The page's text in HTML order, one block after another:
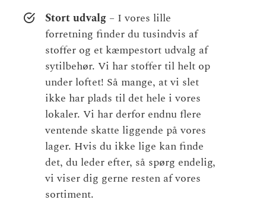
Stort udvalg – I vores lille
forretning finder du tusindvis af
stoffer og et kæmpestort udvalg af
sytilbehør. Vi har stoffer til helt op
under loftet! Så mange, at vi slet
ikke har plads til det hele i vores
lokaler. Vi har derfor endnu flere
ventende skatte liggende på vores
lager. Hvis du ikke lige kan finde
det, du leder efter, så spørg endelig,
vi viser dig gerne resten af vores
sortiment.